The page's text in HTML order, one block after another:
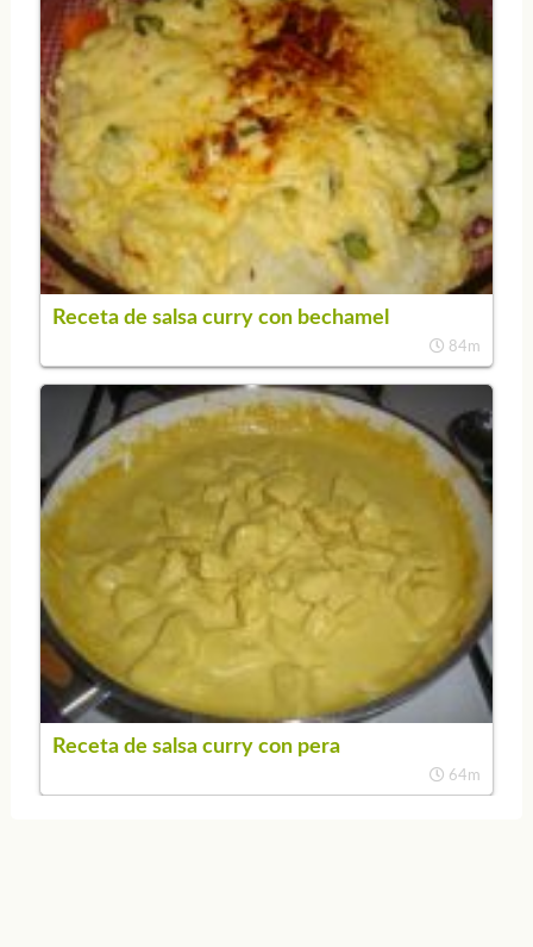
Receta de salsa curry con bechamel
84m
Receta de salsa curry con pera
64m